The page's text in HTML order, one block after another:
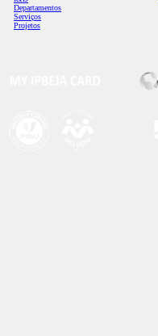
Departamentos
Serviços
Projetos